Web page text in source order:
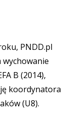
PNDD.pl
wychowanie
B (2014),
koordynatora
(U8).